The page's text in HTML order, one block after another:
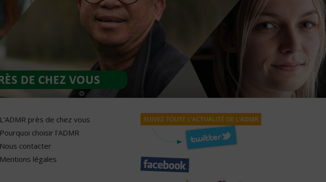
L'ADMR près de chez vous
Pourquoi choisir l'ADMR
Nous contacter
Mentions légales